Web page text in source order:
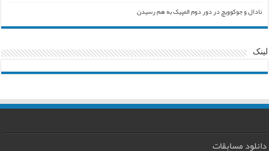
نادال و جوکوویچ در دور دوم المپیک به هم رسیدن
لینک
دانلود مسابقات